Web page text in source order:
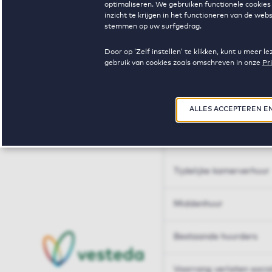
optimaliseren. We gebruiken functionele
inzicht te krijgen in het functioneren van de
stemmen op uw surfgedrag.
Door op ‘Zelf instellen’ te klikken, kunt u meer
gebruik van cookies zoals omschreven in onze
ALLES ACCEPTEREN
Huren op maat
Tijdelijke kamerverhuur
Middenhuur
Bestaande huurders
Voorrang verlaten